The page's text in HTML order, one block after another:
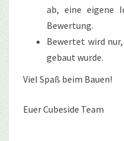
ab, eine eigene
Bewertung.
Bewertet wird
gebaut wurde.
Viel Spaß beim Bauen!
Euer Cubeside Team